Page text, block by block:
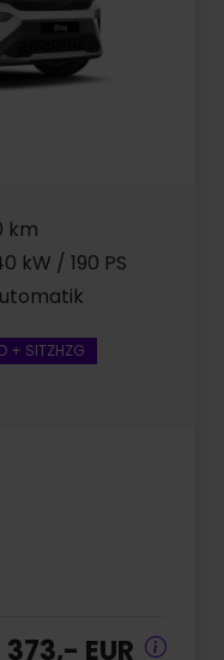
km
kW / 190 PS
+ SITZHZG
373,- EUR